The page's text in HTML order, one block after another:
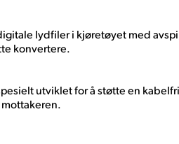
lydfiler i kjøretøyet med
konvertere.
utviklet for å støtte en